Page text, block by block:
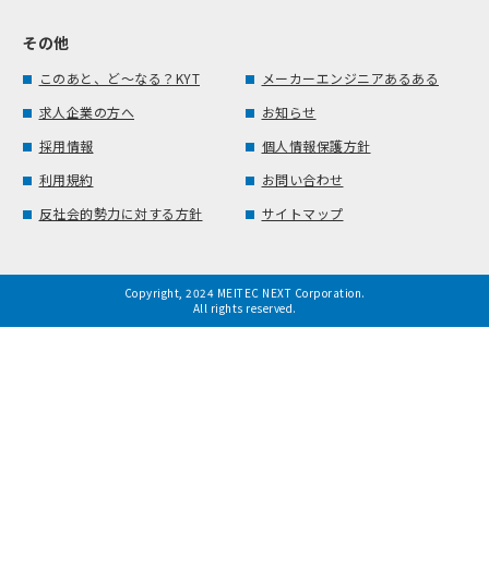
その他
このあと、ど～なる？KYT
メーカーエンジニアあるある
求人企業の方へ
お知らせ
採用情報
個人情報保護方針
利用規約
お問い合わせ
反社会的勢力に対する方針
サイトマップ
Copyright, 2024 MEITEC NEXT Corporation.
All rights reserved.